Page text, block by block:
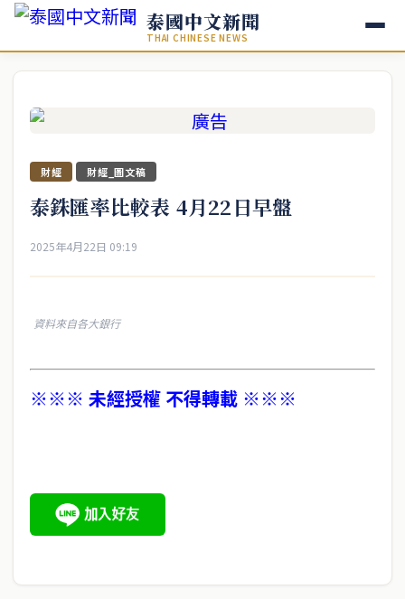
泰國中文新聞
THAI CHINESE NEWS
財經 財經_圖文稿
泰銖匯率比較表 4月22日早盤
2025年4月22日 09:19
資料來自各大銀行
※※※ 未經授權 不得轉載 ※※※